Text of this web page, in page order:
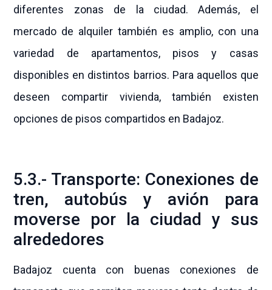
diferentes zonas de la ciudad. Además, el
mercado de alquiler también es amplio, con una
variedad de apartamentos, pisos y casas
disponibles en distintos barrios. Para aquellos que
deseen compartir vivienda, también existen
opciones de pisos compartidos en Badajoz.
5.3.- Transporte: Conexiones de
tren, autobús y avión para
moverse por la ciudad y sus
alrededores
Badajoz cuenta con buenas conexiones de